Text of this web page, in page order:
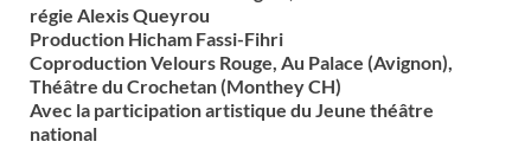
régie Alexis Queyrou
Production Hicham Fassi-Fihri
CoproductionVelours Rouge, Au Palace (Avignon),
Théâtre du Crochetan (Monthey CH)
Avec la participation artistique du Jeune théâtre
national